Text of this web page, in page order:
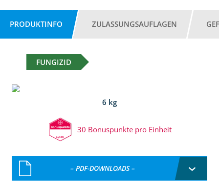
PRODUKTINFO ZULASSUNGSAUFLAGEN
FUNGIZID
6 kg
30 Bonuspunkte pro Einheit
– PDF-DOWNLOADS –